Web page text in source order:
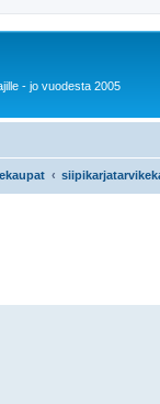
- jo vuodesta 2005